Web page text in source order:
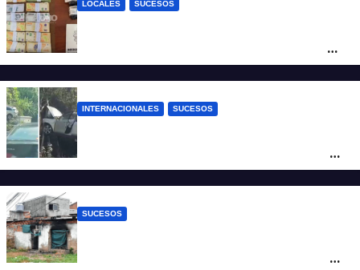
LOCALES SUCESOS
de 700 gramos de cocaína
INTERNACIONALES SUCESOS
control y el auto terminó incrustado en un
árbol
SUCESOS
determinó cómo se originó el fuego que